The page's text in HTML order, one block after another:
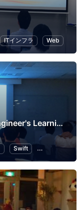
ITインフラ Web
~ITエンジニア勉強会~ engineer's Learning･Vesper
Swift プログラミング